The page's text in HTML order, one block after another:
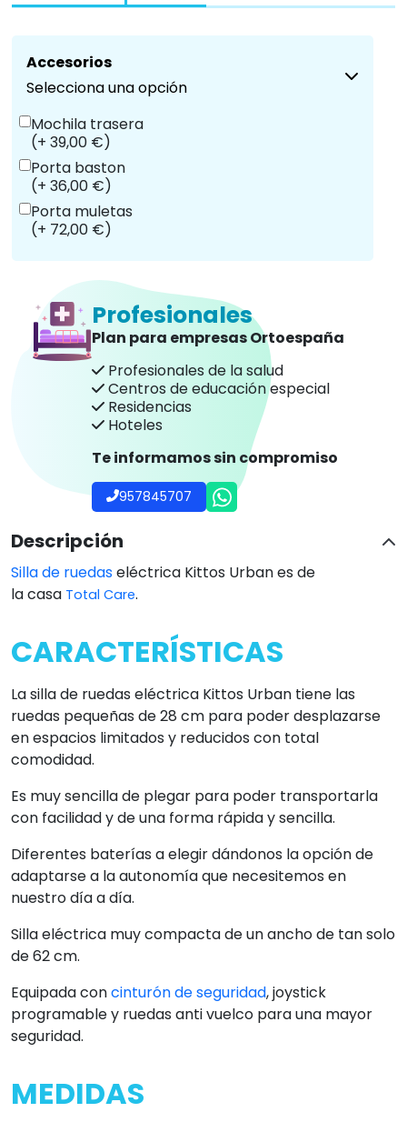
Accesorios
Selecciona una opción
Mochila trasera
(+ 39,00 €)
Porta baston
(+ 36,00 €)
Porta muletas
(+ 72,00 €)
Profesionales
Plan para empresas Ortoespaña
Profesionales de la salud
Centros de educación especial
Residencias
Hoteles
Te informamos sin compromiso
957845707
Descripción
Silla de ruedaseléctrica Kittos Urban es de
la casa Total Care.
CARACTERÍSTICAS
La silla de ruedas eléctrica Kittos Urban tiene las
ruedas pequeñas de 28 cm para poder desplazarse
en espacios limitados y reducidos con total
comodidad.
Es muy sencilla de plegar para poder transportarla
con facilidad y de una forma rápida y sencilla.
Diferentes baterías a elegir dándonos la opción de
adaptarse a la autonomía que necesitemos en
nuestro día a día.
Silla eléctrica muy compacta de un ancho de tan solo
de 62 cm.
Equipada concinturón de seguridad, joystick
programable y ruedas anti vuelco para una mayor
seguridad.
MEDIDAS